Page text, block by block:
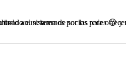
un saludo y gracias